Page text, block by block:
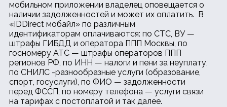
мобильном приложении владелец оповещается о
наличии задолженностей и может их оплатить. В
«iDDirect мобайл» по различным
идентификаторам оплачиваются: по СТС, ВУ —
штрафы ГИБДД и оператора ППП Москвы, по
госномеру АТС — штрафы операторов ППП
регионов РФ, по ИНН — налоги и пени за неуплату,
по СНИЛС -разнообразные услуги (образование,
спорт, госуслуги), по ФИО — задолженности
перед ФССП, по номеру телефона — услуги связи
на тарифах с постоплатой и так далее.